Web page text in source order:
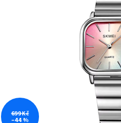
hvězdiček.
699 Kč
–44 %